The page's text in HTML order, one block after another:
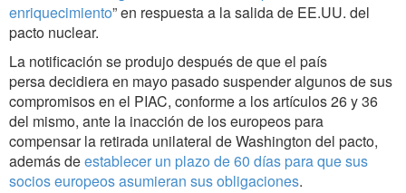
enriquecimiento” en respuesta a la salida de EE.UU. del
pacto nuclear.
La notificación se produjo después de que el país
persa decidiera en mayo pasado suspender algunos de sus
compromisos en el PIAC, conforme a los artículos 26 y 36
del mismo, ante la inacción de los europeos para
compensar la retirada unilateral de Washington del pacto,
además deestablecer un plazo de 60 días para que sus
socios europeos asumieran sus obligaciones.